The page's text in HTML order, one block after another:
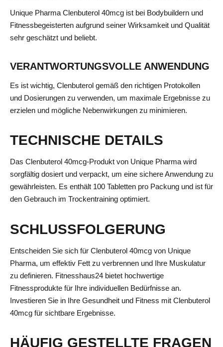
Unique Pharma Clenbuterol 40mcg ist bei Bodybuildern und
Fitnessbegeisterten aufgrund seiner Wirksamkeit und Qualität
sehr geschätzt und beliebt.
VERANTWORTUNGSVOLLE ANWENDUNG
Es ist wichtig, Clenbuterol gemäß den richtigen Protokollen
und Dosierungen zu verwenden, um maximale Ergebnisse zu
erzielen und mögliche Nebenwirkungen zu minimieren.
TECHNISCHE DETAILS
Das Clenbuterol 40mcg-Produkt von Unique Pharma wird
sorgfältig dosiert und verpackt, um eine sichere Anwendung zu
gewährleisten. Es enthält 100 Tabletten pro Packung und ist für
den Gebrauch im Trockentraining optimiert.
SCHLUSSFOLGERUNG
Entscheiden Sie sich für Clenbuterol 40mcg von Unique
Pharma, um effektiv Fett zu verbrennen und Ihre Muskulatur
zu definieren. Fitnesshaus24 bietet hochwertige
Fitnessprodukte für Ihre individuellen Bedürfnisse an.
Investieren Sie in Ihre Gesundheit und Fitness mit Clenbuterol
40mcg für sichtbare Ergebnisse.
HÄUFIG GESTELLTE FRAGEN